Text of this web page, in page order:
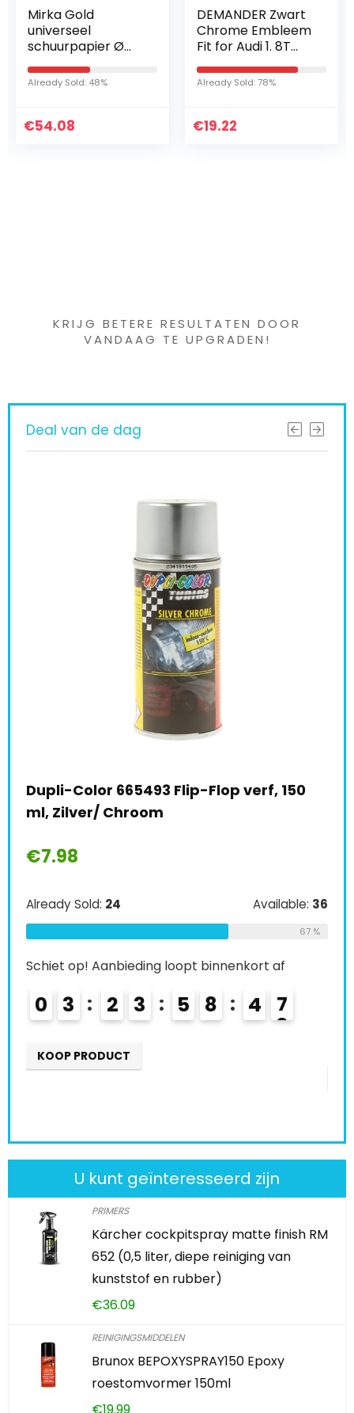
DEMANDER Zwart
Chrome Embleem
Fit for Audi 1. 8T
2.0T 2.4 3.0T 3.2 3.6
A3 A4 A5 A6L A7
Already Sold: 78%
€
Debeer Berobase
500 MM540
Gelborange
loodvrije 1 liter
basislak pigment
Already Sold: 45%
€
KRIJG BETERE RESULTATEN DOOR
VANDAAG TE UPGRADEN!
Deal van de dag
Flop verf, 150
Available:
binnenkort af
4 6
Colormatic 231650 CM 2K
laag met hardenmiddel,
Already Sold:27
0 4 2 3 5
U kunt geïnteresseerd zijn
PRIMERS
Kärcher cockpitspray matte finish RM
652 (0,5 liter, diepe reiniging van
kunststof en rubber)
€36.09
REINIGINGSMIDDELEN
Brunox BEPOXYSPRAY150 Epoxy
roestomvormer 150ml